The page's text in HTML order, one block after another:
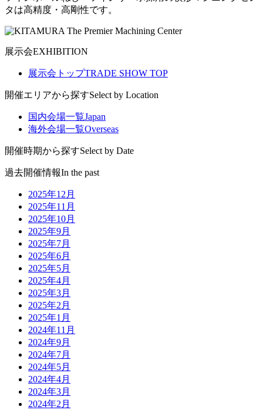
タは高精度・高剛性です。
展示会EXHIBITION
展示会トップTRADE SHOW TOP
開催エリアから探すSelect by Location
国内会場一覧Japan
海外会場一覧Overseas
開催時期から探すSelect by Date
過去開催情報In the past
2025年12月
2025年11月
2025年10月
2025年9月
2025年7月
2025年6月
2025年5月
2025年4月
2025年3月
2025年2月
2025年1月
2024年11月
2024年9月
2024年7月
2024年5月
2024年4月
2024年3月
2024年2月